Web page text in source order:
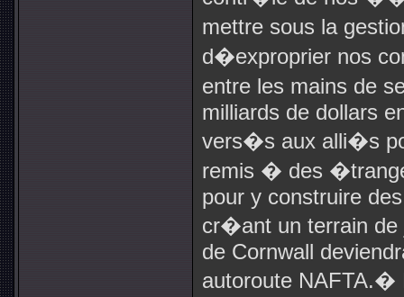
mettre sous la
d�exproprier nos
entre les mains de
milliards de dollars
vers�s aux alli�s
remis � des
pour y construire
cr�ant un terrain
de Cornwall
autoroute NAFTA.�